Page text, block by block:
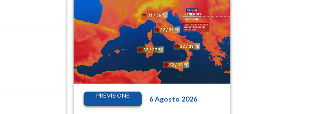
PREVISIONE 6 Agosto 2026